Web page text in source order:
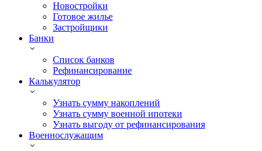
Новостройки
Готовое жилье
Застройщики
Банки
Список банков
Рефинансирование
Калькулятор
Узнать сумму накоплений
Узнать сумму военной ипотеки
Узнать выгоду от рефинансирования
Военнослужащим